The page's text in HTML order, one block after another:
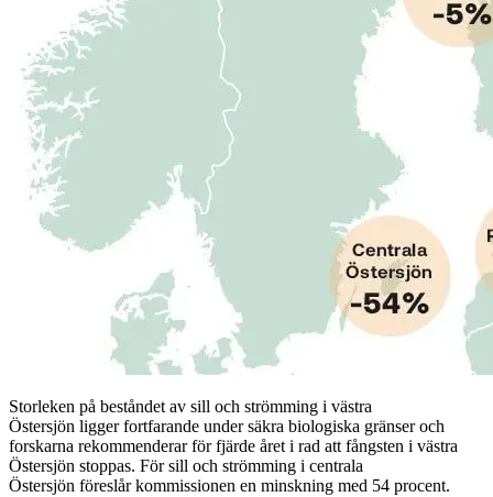
Storleken på beståndet av sill och strömming i västra
Östersjön ligger fortfarande under säkra biologiska gränser och
forskarna rekommenderar för fjärde året i rad att fångsten i västra
Östersjön stoppas. För sill och strömming i centrala
Östersjön föreslår kommissionen en minskning med 54 procent.